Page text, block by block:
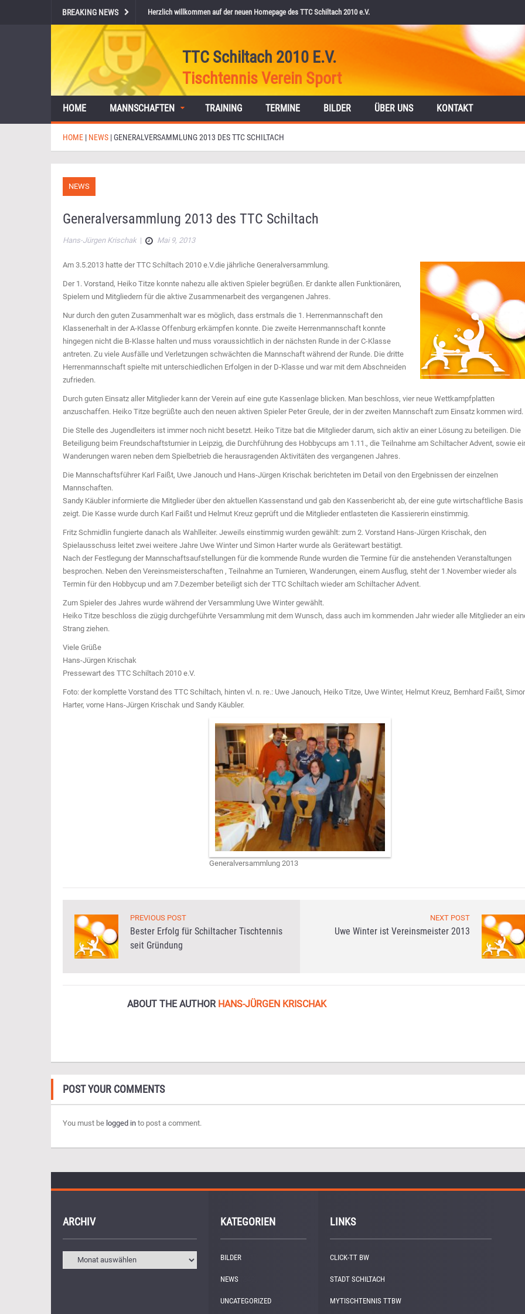
BREAKING NEWS Herzlich willkommen auf der neuen Homepage des TTC Schiltach 2010 e.V.
TTC Schiltach 2010 E.V.
Tischtennis Verein Sport
HOME MANNSCHAFTEN TRAINING TERMINE BILDER ÜBER UNS KONTAKT
HOME | NEWS |GENERALVERSAMMLUNG 2013 DES TTC SCHILTACH
NEWS
Generalversammlung 2013 des TTC Schiltach
Hans-Jürgen Krischak| Mai 9, 2013
Am 3.5.2013 hatte der TTC Schiltach 2010 e.V.die jährliche Generalversammlung.
Der 1. Vorstand, Heiko Titze konnte nahezu alle aktiven Spieler begrüßen. Er dankte allen Funktionären,
Spielern und Mitgliedern für die aktive Zusammenarbeit des vergangenen Jahres.
Nur durch den guten Zusammenhalt war es möglich, dass erstmals die 1. Herrenmannschaft den
Klassenerhalt in der A-Klasse Offenburg erkämpfen konnte. Die zweite Herrenmannschaft konnte
hingegen nicht die B-Klasse halten und muss voraussichtlich in der nächsten Runde in der C-Klasse
antreten. Zu viele Ausfälle und Verletzungen schwächten die Mannschaft während der Runde. Die dritte
Herrenmannschaft spielte mit unterschiedlichen Erfolgen in der D-Klasse und war mit dem Abschneiden
zufrieden.
Durch guten Einsatz aller Mitglieder kann der Verein auf eine gute Kassenlage blicken. Man beschloss, vier neue Wettkampfplatten
anzuschaffen. Heiko Titze begrüßte auch den neuen aktiven Spieler Peter Greule, der in der zweiten Mannschaft zum Einsatz kommen wird.
Die Stelle des Jugendleiters ist immer noch nicht besetzt. Heiko Titze bat die Mitglieder darum, sich aktiv an einer Lösung zu beteiligen. Die
Beteiligung beim Freundschaftsturnier in Leipzig, die Durchführung des Hobbycups am 1.11., die Teilnahme am Schiltacher Advent, sowie
Wanderungen waren neben dem Spielbetrieb die herausragenden Aktivitäten des vergangenen Jahres.
Die Mannschaftsführer Karl Faißt, Uwe Janouch und Hans-Jürgen Krischak berichteten im Detail von den Ergebnissen der einzelnen
Mannschaften.
Sandy Käubler informierte die Mitglieder über den aktuellen Kassenstand und gab den Kassenbericht ab, der eine gute wirtschaftliche Basis
zeigt. Die Kasse wurde durch Karl Faißt und Helmut Kreuz geprüft und die Mitglieder entlasteten die Kassiererin einstimmig.
Fritz Schmidlin fungierte danach als Wahlleiter. Jeweils einstimmig wurden gewählt: zum 2. Vorstand Hans-Jürgen Krischak, den
Spielausschuss leitet zwei weitere Jahre Uwe Winter und Simon Harter wurde als Gerätewart bestätigt.
Nach der Festlegung der Mannschaftsaufstellungen für die kommende Runde wurden die Termine für die anstehenden Veranstaltungen
besprochen. Neben den Vereinsmeisterschaften , Teilnahme an Turnieren, Wanderungen, einem Ausflug, steht der 1.November wieder als
Termin für den Hobbycup und am 7.Dezember beteiligt sich der TTC Schiltach wieder am Schiltacher Advent.
Zum Spieler des Jahres wurde während der Versammlung Uwe Winter gewählt.
Heiko Titze beschloss die zügig durchgeführte Versammlung mit dem Wunsch, dass auch im kommenden Jahr wieder alle Mitglieder an
Strang ziehen.
Viele Grüße
Hans-Jürgen Krischak
Pressewart des TTC Schiltach 2010 e.V.
Foto: der komplette Vorstand des TTC Schiltach, hinten vl. n. re.: Uwe Janouch, Heiko Titze, Uwe Winter, Helmut Kreuz, Bernhard Faißt,
Harter, vorne Hans-Jürgen Krischak und Sandy Käubler.
Generalversammlung 2013
PREVIOUS POST
Bester Erfolg für Schiltacher Tischtennis
seit Gründung
NEXT POST
Uwe Winter ist Vereinsmeister 2013
ABOUT THE AUTHOR HANS-JÜRGEN KRISCHAK
POST YOUR COMMENTS
You must be logged in to post a comment.
ARCHIV KATEGORIEN
BILDER
NEWS
UNCATEGORIZED
LINKS
CLICK-TT BW
STADT SCHILTACH
MYTISCHTENNIS TTBW